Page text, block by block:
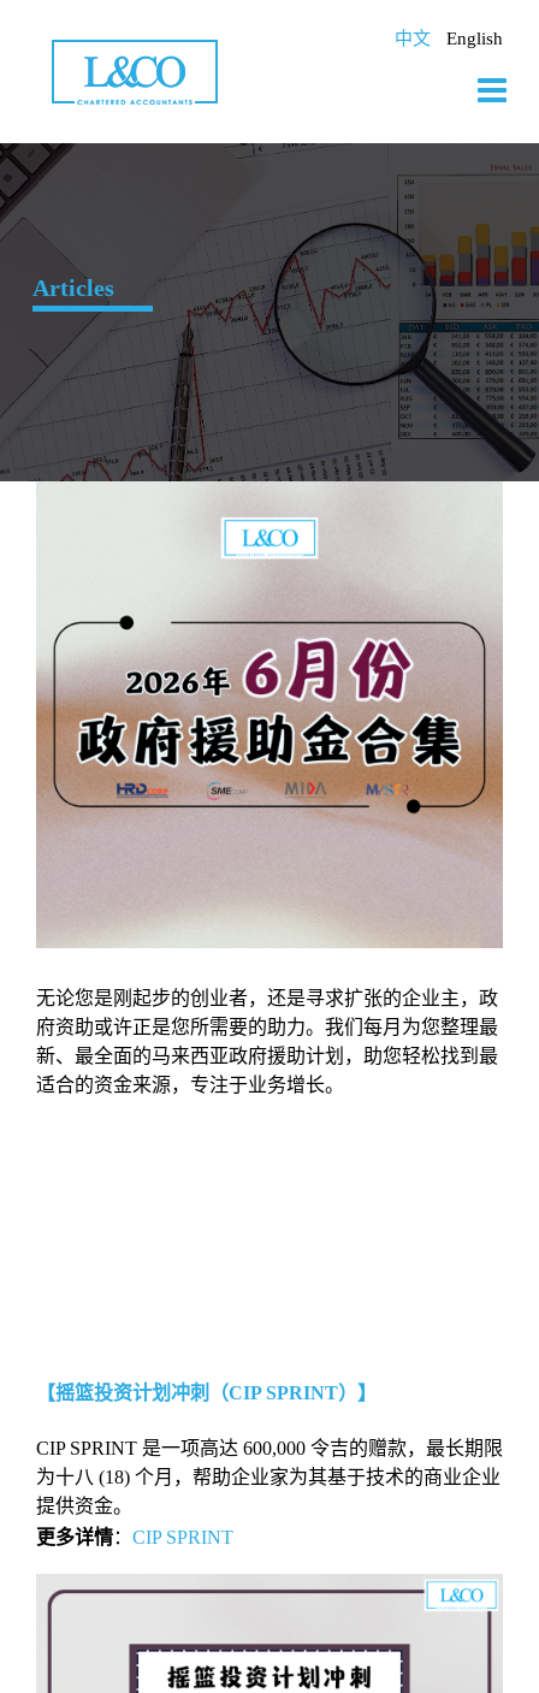
中文 English
Articles
无论您是刚起步的创业者，还是寻求扩张的企业主，政
府资助或许正是您所需要的助力。我们每月为您整理最
新、最全面的马来西亚政府援助计划，助您轻松找到最
适合的资金来源，专注于业务增长。
【摇篮投资计划冲刺（CIP SPRINT）】
CIP SPRINT 是⼀项⾼达 600,000 令吉的赠款，最⻓期限
为⼗⼋ (18) 个⽉，帮助企业家为其基于技术的商业企业
提供资⾦。
更多详情： CIP SPRINT